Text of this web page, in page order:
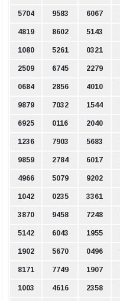
5704 9583 6067
4819 8602 5143
1080 5261 0321
2509 6745 2279
0684 2856 4010
9879 7032 1544
6925 0116 2040
1236 7903 5683
9859 2784 6017
4966 5079 9202
1042 0235 3361
3870 9458 7248
5142 6043 1955
1902 5670 0496
8171 7749 1907
1003 4616 2358